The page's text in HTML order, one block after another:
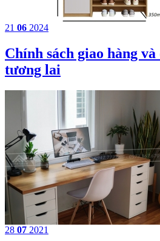
21 06 2024
Chính sách giao hàng
tương lai
28 07 2021